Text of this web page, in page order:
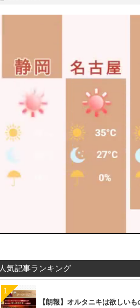
人気記事ランキング
【朗報】オルタニキは欲しい